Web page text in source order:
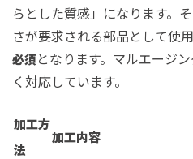
らとした質感」になります。
さが要求される部品として使用
必須 となります。マルエージ
く対応しています。
加工方
法
加工内容